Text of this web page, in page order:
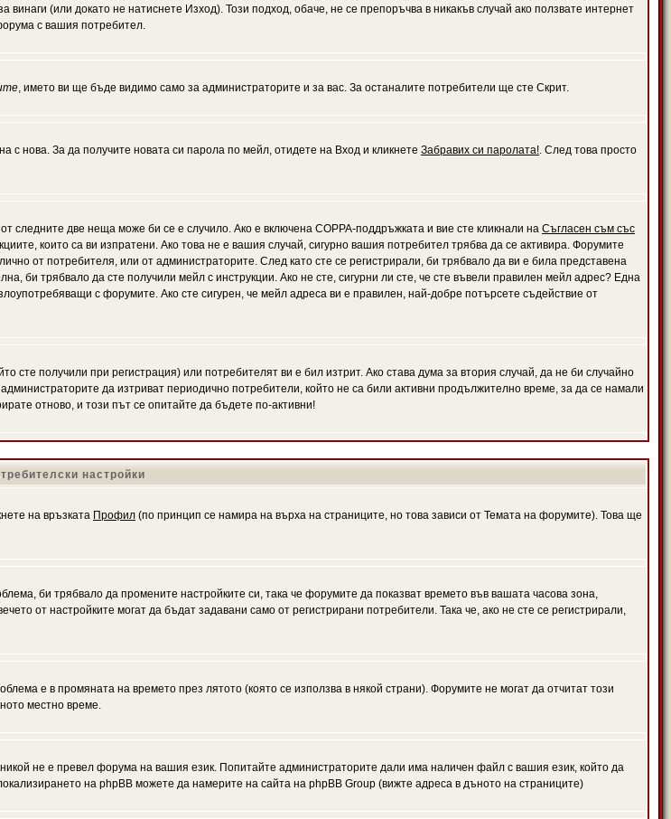
винаги (или докато не натиснете Изход). Този подход, обаче, не се препоръчва в никакъв случай ако ползвате интернет
с вашия потребител.
, името ви ще бъде видимо само за администраторите и за вас. За останалите потребители ще сте Скрит.
нова. За да получите новата си парола по мейл, отидете на Вход и кликнете Забравих си паролата!. След това просто
следните две неща може би се е случило. Ако е включена COPPA-поддръжката и вие сте кликнали на Съгласен съм със
които са ви изпратени. Ако това не е вашия случай, сигурно вашия потребител трябва да се активира. Форумите
от потребителя, или от администраторите. След като сте се регистрирали, би трябвало да ви е била представена
би трябвало да сте получили мейл с инструкции. Ако не сте, сигурни ли сте, че сте въвели правилен мейл адрес? Една
с форумите. Ако сте сигурен, че мейл адреса ви е правилен, най-добре потърсете съдействие от
получили при регистрация) или потребителят ви е бил изтрит. Ако става дума за втория случай, да не би случайно
да изтриват периодично потребители, който не са били активни продължително време, за да се намали
отново, и този път се опитайте да бъдете по-активни!
настройки
на връзката Профил (по принцип се намира на върха на страниците, но това зависи от Темата на форумите). Това ще
би трябвало да промените настройките си, така че форумите да показват времето във вашата часова зона,
от настройките могат да бъдат задавани само от регистрирани потребители. Така че, ако не сте се регистрирали,
е в промяната на времето през лятото (която се използва в някой страни). Форумите не могат да отчитат този
местно време.
не е превел форума на вашия език. Попитайте администраторите дали има наличен файл с вашия език, който да
на phpBB можете да намерите на сайта на phpBB Group (вижте адреса в дъното на страниците)